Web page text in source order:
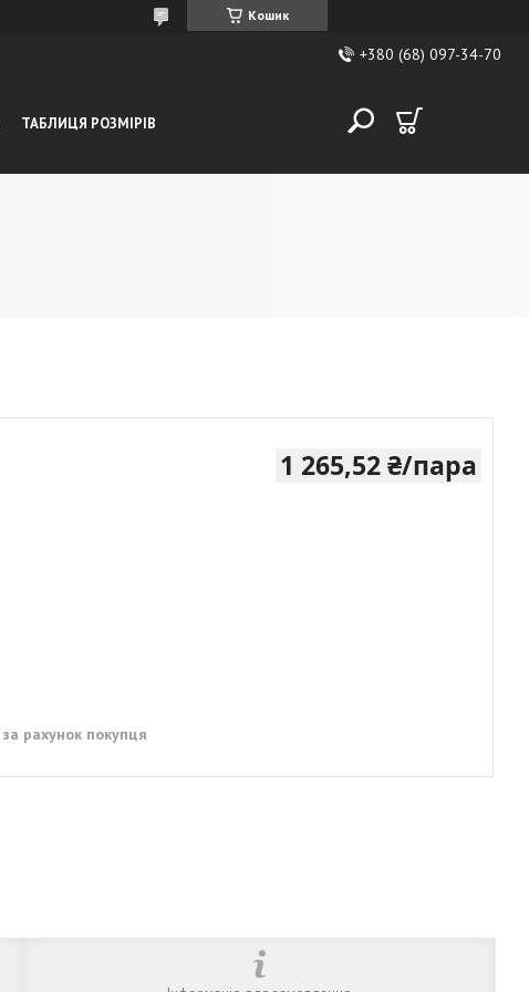
Кошик
+380 (68) 097-34-70
ТАБЛИЦЯ РОЗМІРІВ
1 265,52 ₴/пара
за рахунок покупця